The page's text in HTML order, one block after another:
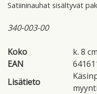
Satiininauhat sisältyvät
340-003-00
Koko
k. 8 cm
EAN
Lisätieto